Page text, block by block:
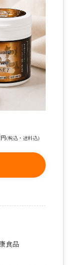
円(税込・送料込)
食品